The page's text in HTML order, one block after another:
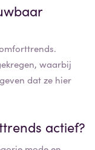
waarbij
dat ze hier
actief?